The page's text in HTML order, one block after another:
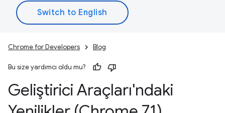
Chrome for Developers Blog
Bu size yardımcı oldu mu?
Geliştirici Araçları'ndaki